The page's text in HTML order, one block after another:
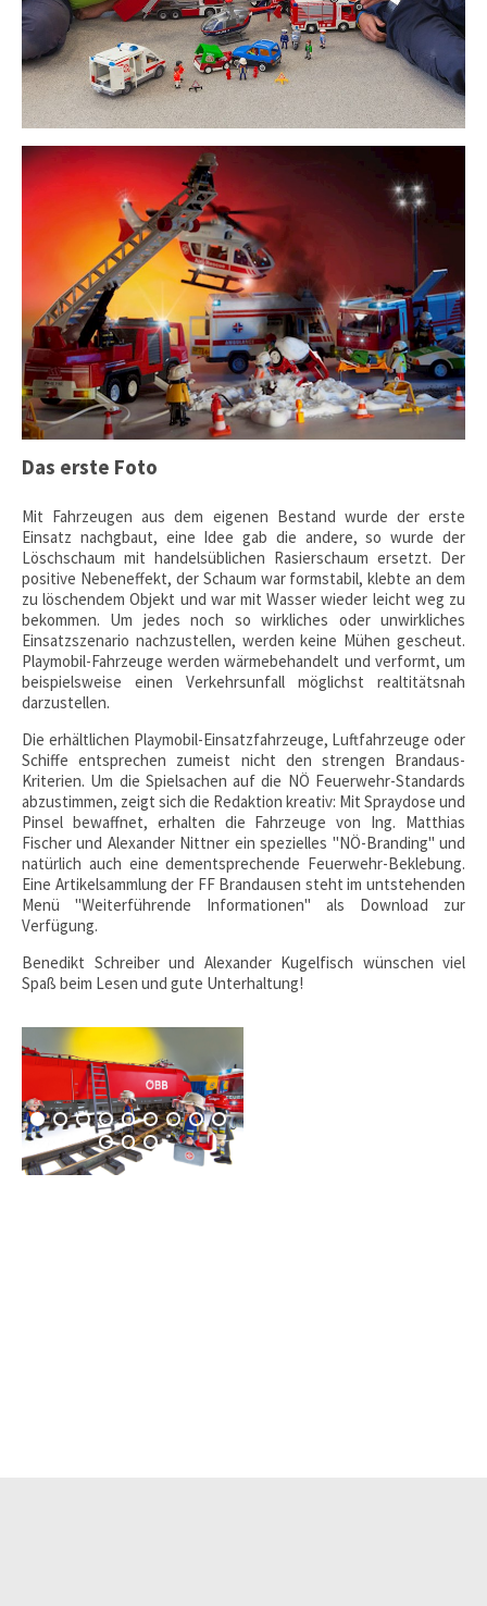
Das erste Foto
Mit Fahrzeugen aus dem eigenen Bestand wurde der erste
Einsatz nachgbaut, eine Idee gab die andere, so wurde der
Löschschaum mit handelsüblichen Rasierschaum ersetzt. Der
positive Nebeneffekt, der Schaum war formstabil, klebte an dem
zu löschendem Objekt und war mit Wasser wieder leicht weg zu
bekommen. Um jedes noch so wirkliches oder unwirkliches
Einsatzszenario nachzustellen, werden keine Mühen gescheut.
Playmobil-Fahrzeuge werden wärmebehandelt und verformt, um
beispielsweise einen Verkehrsunfall möglichst realtitätsnah
darzustellen.
Die erhältlichen Playmobil-Einsatzfahrzeuge, Luftfahrzeuge oder
Schiffe entsprechen zumeist nicht den strengen Brandaus-
Kriterien. Um die Spielsachen auf die NÖ Feuerwehr-Standards
abzustimmen, zeigt sich die Redaktion kreativ: Mit Spraydose und
Pinsel bewaffnet, erhalten die Fahrzeuge von Ing. Matthias
Fischer und Alexander Nittner ein spezielles "NÖ-Branding" und
natürlich auch eine dementsprechende Feuerwehr-Beklebung.
Eine Artikelsammlung der FF Brandausen steht im untstehenden
Menü "Weiterführende Informationen" als Download zur
Verfügung.
Benedikt Schreiber und Alexander Kugelfisch wünschen viel
Spaß beim Lesen und gute Unterhaltung!